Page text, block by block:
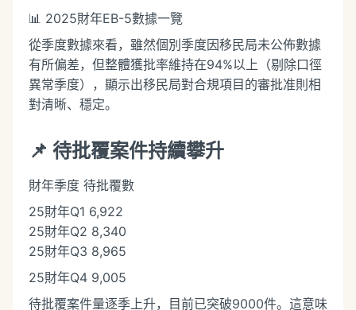
📊 2025財年EB-5數據一覽
從季度數據來看，雖然個別季度因移民局未公佈數據
有所偏差，但整體獲批率維持在94%以上（剔除口徑
異常季度），顯示出移民局對合規項目的審批准則相
對清晰、穩定。
📌 待批覆案件持續攀升
財年季度 待批覆數
25財年Q1 6,922
25財年Q2 8,340
25財年Q3 8,965
25財年Q4 9,005
待批覆案件量逐季上升，目前已突破9000件。這意味